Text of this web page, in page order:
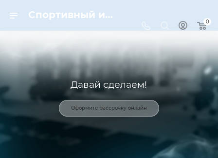
Спортивный инвентарь и оборудование для спорта в Москве | Dynamic-Sport
0
Давай сделаем!
Оформите рассрочку онлайн